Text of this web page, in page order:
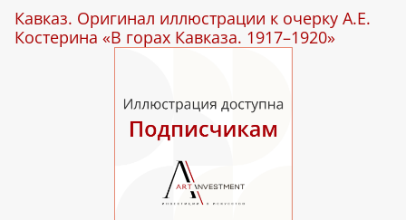
Кавказ. Оригинал иллюстрации к очерку А.Е.
Костерина «В горах Кавказа. 1917–1920»